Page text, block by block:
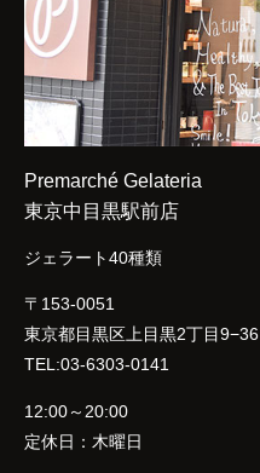
Premarché Gelateria
東京中目黒駅前店
ジェラート40種類
〒153-0051
東京都目黒区上目黒2丁目9−36
TEL:03-6303-0141
12:00～20:00
定休日：木曜日